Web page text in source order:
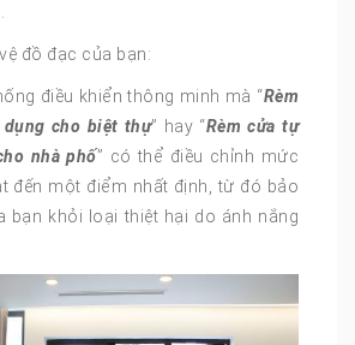
đồ đạc của bạn:
điều khiển thông minh mà “Rèm
cho biệt thự” hay “Rèm cửa tự
nhà phố” có thể điều chỉnh mức
đến một điểm nhất định, từ đó bảo
bạn khỏi loại thiệt hại do ánh nắng